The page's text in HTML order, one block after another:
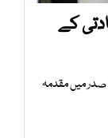
کے
صدر میں مقدمہ